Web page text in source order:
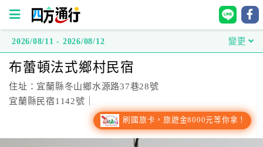
方
通
行
2026/08/11 - 2026/08/12 變更
布蕾頓法式鄉村民宿
住址：宜蘭縣冬山鄉水源路37巷28號
宜蘭縣民宿1142號｜
刷國旅卡，旅遊金8000元等你拿！